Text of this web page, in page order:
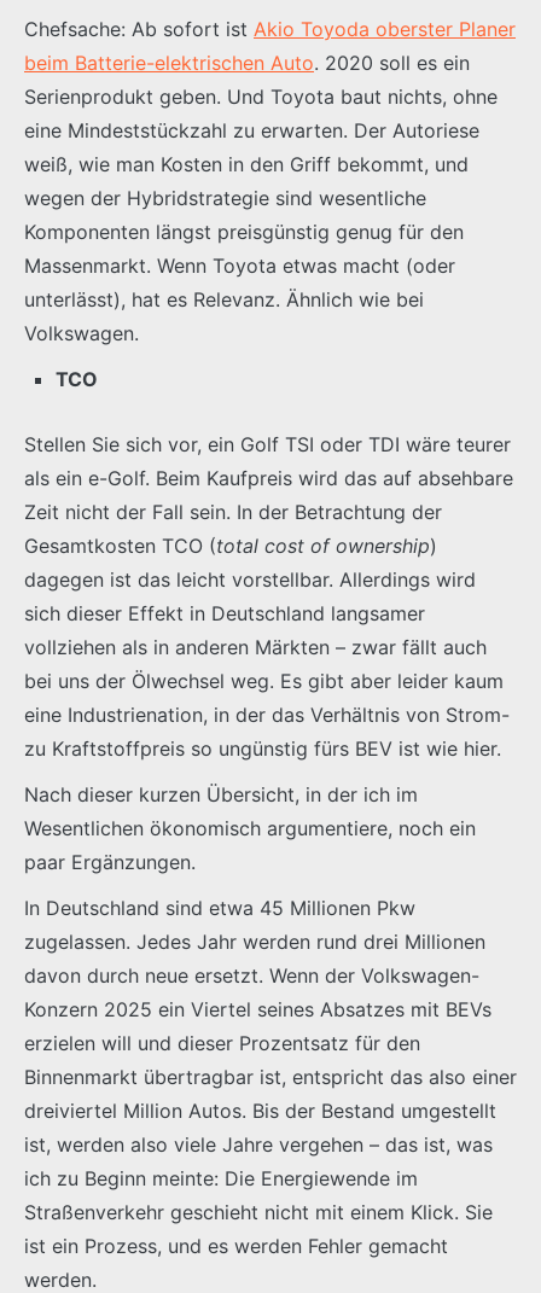
Chefsache: Ab sofort ist Akio Toyoda oberster Planer
beim Batterie-elektrischen Auto. 2020 soll es ein
Serienprodukt geben. Und Toyota baut nichts, ohne
eine Mindeststückzahl zu erwarten. Der Autoriese
weiß, wie man Kosten in den Griff bekommt, und
wegen der Hybridstrategie sind wesentliche
Komponenten längst preisgünstig genug für den
Massenmarkt. Wenn Toyota etwas macht (oder
unterlässt), hat es Relevanz. Ähnlich wie bei
Volkswagen.
TCO
Stellen Sie sich vor, ein Golf TSI oder TDI wäre teurer
als ein e-Golf. Beim Kaufpreis wird das auf absehbare
Zeit nicht der Fall sein. In der Betrachtung der
Gesamtkosten TCO (total cost of ownership)
dagegen ist das leicht vorstellbar. Allerdings wird
sich dieser Effekt in Deutschland langsamer
vollziehen als in anderen Märkten – zwar fällt auch
bei uns der Ölwechsel weg. Es gibt aber leider kaum
eine Industrienation, in der das Verhältnis von Strom-
zu Kraftstoffpreis so ungünstig fürs BEV ist wie hier.
Nach dieser kurzen Übersicht, in der ich im
Wesentlichen ökonomisch argumentiere, noch ein
paar Ergänzungen.
In Deutschland sind etwa 45 Millionen Pkw
zugelassen. Jedes Jahr werden rund drei Millionen
davon durch neue ersetzt. Wenn der Volkswagen-
Konzern 2025 ein Viertel seines Absatzes mit BEVs
erzielen will und dieser Prozentsatz für den
Binnenmarkt übertragbar ist, entspricht das also einer
dreiviertel Million Autos. Bis der Bestand umgestellt
ist, werden also viele Jahre vergehen – das ist, was
ich zu Beginn meinte: Die Energiewende im
Straßenverkehr geschieht nicht mit einem Klick. Sie
ist ein Prozess, und es werden Fehler gemacht
werden.